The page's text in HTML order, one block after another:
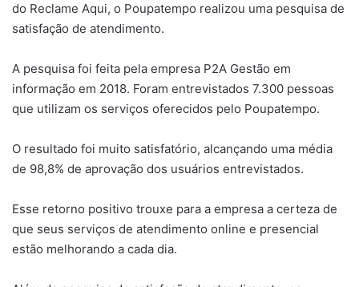
do Reclame Aqui, o Poupatempo realizou uma pesquisa de
satisfação de atendimento.
A pesquisa foi feita pela empresa P2A Gestão em
informação em 2018. Foram entrevistados 7.300 pessoas
que utilizam os serviços oferecidos pelo Poupatempo.
O resultado foi muito satisfatório, alcançando uma média
de 98,8% de aprovação dos usuários entrevistados.
Esse retorno positivo trouxe para a empresa a certeza de
que seus serviços de atendimento online e presencial
estão melhorando a cada dia.